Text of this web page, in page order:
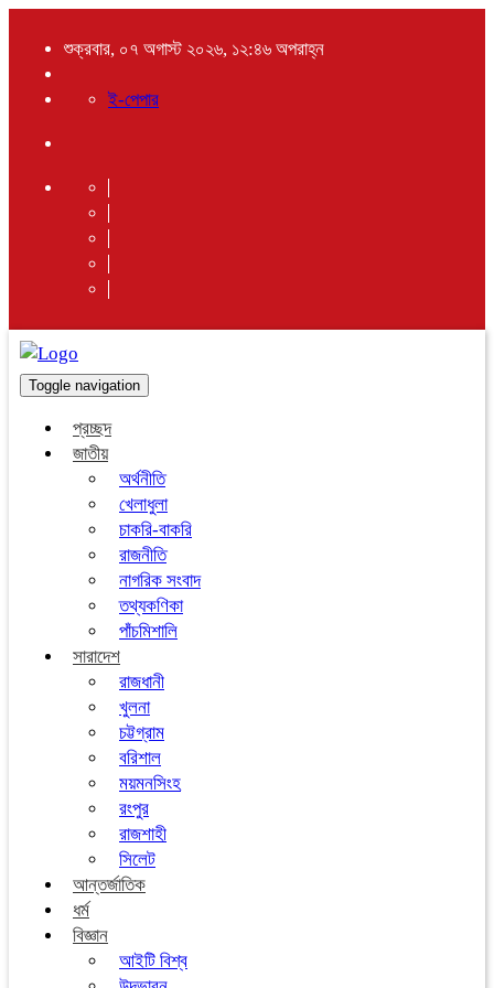
শুক্রবার, ০৭ অগাস্ট ২০২৬, ১২:৪৬ অপরাহ্ন
ই-পেপার
Toggle navigation
প্রচ্ছদ
জাতীয়
অর্থনীতি
খেলাধুলা
চাকরি-বাকরি
রাজনীতি
নাগরিক সংবাদ
তথ্যকণিকা
পাঁচমিশালি
সারাদেশ
রাজধানী
খুলনা
চট্টগ্রাম
বরিশাল
ময়মনসিংহ
রংপুর
রাজশাহী
সিলেট
আন্তর্জাতিক
ধর্ম
বিজ্ঞান
আইটি বিশ্ব